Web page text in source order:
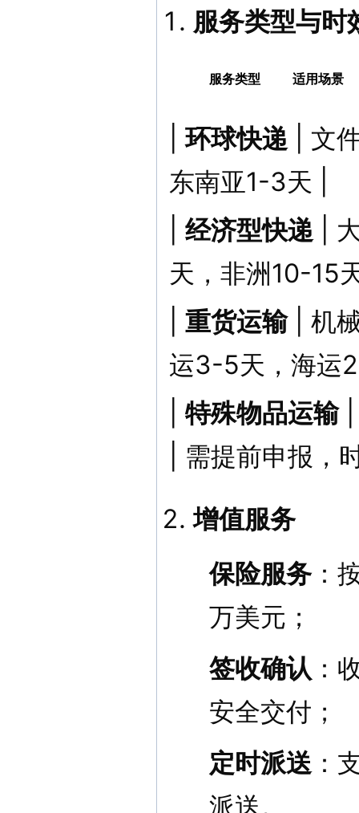
服务类型与时
服务类型 适用场景
环球快递
| 文
东南亚1-3天 |
经济型快递
|
天，非洲10-15
重货运输
| 机
运3-5天，海运
特殊物品运输
| 需提前申报
增值服务
保险服务：
万美元；
签收确认 ：
安全交付；
定时派送：
派送。